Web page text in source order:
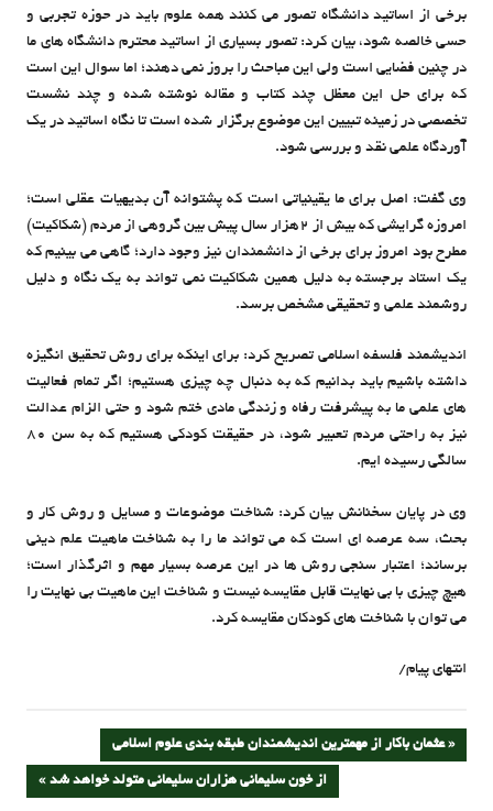
برخی از اساتید دانشگاه تصور می کنند همه علوم باید در حوزه تجربی و
حسی خالصه شود، بیان کرد: تصور بسیاری از اساتید محترم دانشگاه های ما
در چنین فضایی است ولی این مباحث را بروز نمی دهند؛ اما سوال این است
که برای حل این معظل چند کتاب و مقاله نوشته شده و چند نشست
تخصصی در زمینه تبیین این موضوع برگزار شده است تا نگاه اساتید در یک
آوردگاه علمی نقد و بررسی شود.
وی گفت: اصل برای ما یقینیاتی است که پشتوانه آن بدیهیات عقلی است؛
امروزه گرایشی که بیش از ۲هزار سال پیش بین گروهی از مردم (شکاکیت)
مطرح بود امروز برای برخی از دانشمندان نیز وجود دارد؛ گاهی می بینیم که
یک استاد برجسته به دلیل همین شکاکیت نمی تواند به یک نگاه و دلیل
روشمند علمی و تحقیقی مشخص برسد.
اندیشمند فلسفه اسلامی تصریح کرد: برای اینکه برای روش تحقیق انگیزه
داشته باشیم باید بدانیم که به دنبال چه چیزی هستیم؛ اگر تمام فعالیت
های علمی ما به پیشرفت رفاه و زندگی مادی ختم شود و حتی الزام عدالت
نیز به راحتی مردم تعبیر شود، در حقیقت کودکی هستیم که به سن ۸۰
سالگی رسیده ایم.
وی در پایان سخنانش بیان کرد: شناخت موضوعات و مسایل و روش کار و
بحث، سه عرصه ای است که می تواند ما را به شناخت ماهیت علم دینی
برساند؛ اعتبار سنجی روش ها در این عرصه بسیار مهم و اثرگذار است؛
هیچ چیزی با بی نهایت قابل مقایسه نیست و شناخت این ماهیت بی نهایت را
می توان با شناخت های کودکان مقایسه کرد.
انتهای پیام/
راهبری
PREVIOUS
عثمان باکار از مهمترین اندیشمندان طبقه بندی علوم اسلامی
NEXT
از خون سلیمانی هزاران سلیمانی متولد خواهد شد